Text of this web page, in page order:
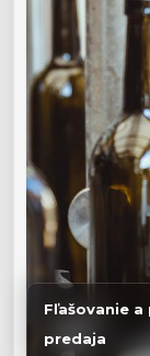
Fľašovanie
predaja